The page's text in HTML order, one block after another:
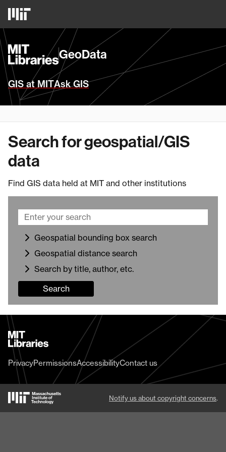
main
content
MIT
Logo
MIT
Libraries
Homepage
GeoData
GIS at MITAsk GIS
Search for geospatial/GIS
data
Find GIS data held at MIT and other institutions
Geospatial bounding box search
Geospatial distance search
Search by title, author, etc.
Search
MIT
Libraries
home
PrivacyPermissionsAccessibilityContact us
Notify us about copyright concerns.